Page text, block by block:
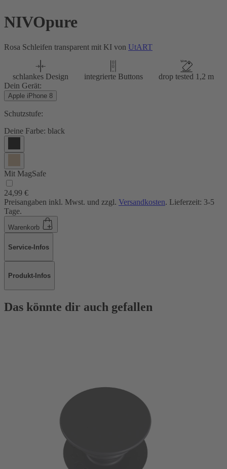
NIVOpure
Rosa Schleifen transparent mit KI von UtART
schlankes Design integrierte Buttons
drop tested 1,2 m
Dein Gerät:
Apple iPhone 8
Schutzstufe:
Deine Farbe: black
Mit MagSafe
24,99 €
Preisangaben inkl. Mwst. und zzgl. Versandkosten. Lieferzeit: 3-5
Tage.
Warenkorb
Service-Infos
Produkt-Infos
Das könnte dir auch gefallen